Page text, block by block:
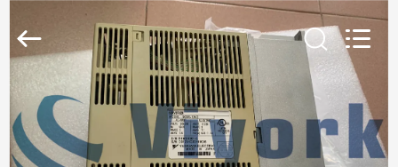
RUMAH
PRODUK
LTD.
Rights
Reserved.